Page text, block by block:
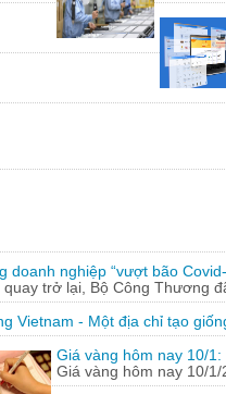
doanh nghiệp “vượt bão
trở lại, Bộ Công Thương
Vietnam - Một địa chỉ tạo
Giá vàng hôm nay 10/
Giá vàng hôm nay 10/